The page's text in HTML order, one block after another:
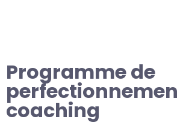
Programme de
coaching